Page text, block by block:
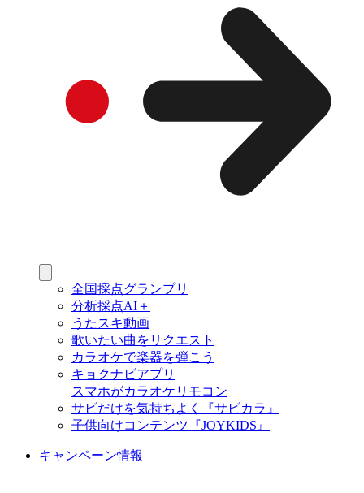
全国採点グランプリ
分析採点AI＋
うたスキ動画
歌いたい曲をリクエスト
カラオケで楽器を弾こう
キョクナビアプリ
スマホがカラオケリモコン
サビだけを気持ちよく『サビカラ』
子供向けコンテンツ『JOYKIDS』
キャンペーン情報